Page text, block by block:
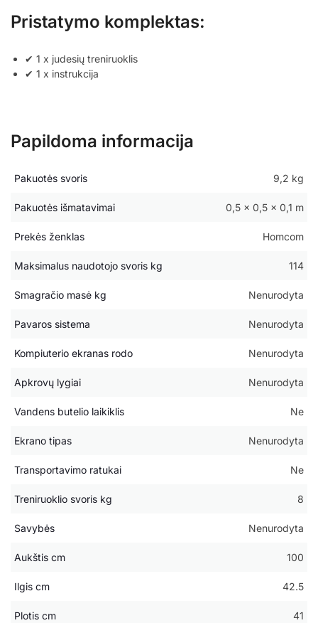
Pristatymo komplektas:
✔ 1 x judesių treniruoklis
✔ 1 x instrukcija
Papildoma informacija
Pakuotės svoris 9,2 kg
Pakuotės išmatavimai 0,5 × 0,5 × 0,1 m
Prekės ženklas Homcom
Maksimalus naudotojo svoris kg 114
Smagračio masė kg Nenurodyta
Pavaros sistema Nenurodyta
Kompiuterio ekranas rodo Nenurodyta
Apkrovų lygiai Nenurodyta
Vandens butelio laikiklis Ne
Ekrano tipas Nenurodyta
Transportavimo ratukai Ne
Treniruoklio svoris kg 8
Savybės Nenurodyta
Aukštis cm 100
Ilgis cm 42.5
Plotis cm 41